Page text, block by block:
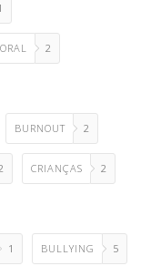
2
BURNOUT 2
CRIANÇAS 2
1 BULLYING 5